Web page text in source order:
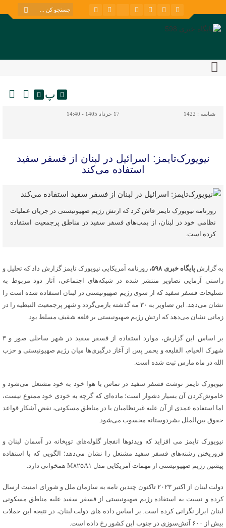
پ
شناسه : 1422 17 خرداد 1405 - 14:40
نیویورک‌تایمز: اسرائیل در لبنان از فسفر سفید
استفاده می‌کند
روزنامه نیویورک‌ تایمز فاش کرد که ارتش رژیم صهیونیستی در جریان عملیات
نظامی خود در لبنان، از بمب‌های فسفر سفید در مناطق پرجمعیت استفاده
کرده است.
به گزارش پایگاه خبری ۵۹۸،
روزنامه آمریکایی نیویورک تایمز گزارش داد که تحلیل و
راستی آزمایی تصاویر منتشر شده در شبکه‌های اجتماعی، آثار دود مربوط به
تسلیحات فسفر سفید که از سوی رژیم صهیونیستی در لبنان استفاده شده است را
نشان می‌دهد. این تصاویر به ۳۰ مه گذشته بازمی‌گردد و شهر پرجمعیت النبطیه را در
زمانی نشان می‌دهد که ارتش رژیم صهیونیستی بر قلعه شقیف مسلط بود.
بر اساس این گزارش، موارد استفاده از فسفر سفید در شهر ساحلی صور و ۳
شهرک الخیام، القلیعه و یحمر پس از آغاز درگیری‌ها میان رژیم صهیونیستی و حزب‌
الله در ماه مارس ثبت شده است.
نیویورک‌ تایمز نوشت فسفر سفید در تماس با هوا خود به‌ خود مشتعل می‌شود و
خاموش‌کردن آن بسیار دشوار است؛ ماده‌ای که گرچه به‌ خودی‌ خود ممنوع نیست،
اما استفاده عمدی از آن علیه غیرنظامیان یا در مناطق مسکونی، نقض آشکار قواعد
حقوق بین‌الملل بشردوستانه محسوب می‌شود.
نیویورک‌ تایمز می افزاید که ویدئوها انفجار گلوله‌های توپخانه در آسمان لبنان و
فروریختن رشته‌های فسفر سفید مشتعل را نشان می‌دهد؛ الگویی که با استفاده
پیشین رژیم صهیونیستی از مهمات آمریکایی مدل M۸۲۵A۱ همخوانی دارد.
دولت لبنان از اکتبر ۲۰۲۳ تاکنون چندین نامه به سازمان ملل و شورای امنیت ارسال
کرده و نسبت به استفاده رژیم صهیونیستی از فسفر سفید علیه مناطق مسکونی
لبنان ابراز نگرانی کرده است. بر اساس داده های دولت لبنان، در نتیجه این حملات
بیش از ۶۰۰ آتش‌سوزی در جنوب این کشور رخ داده است.